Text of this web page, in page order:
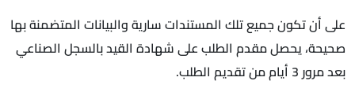
على أن تكون جميع تلك المستندات سارية والبيانات المتضمنة بها
صحيحة، يحصل مقدم الطلب على شهادة القيد بالسجل الصناعي
بعد مرور 3 أيام من تقديم الطلب.